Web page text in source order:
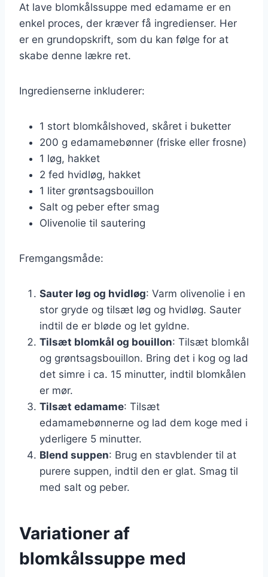
At lave blomkålssuppe med edamame er en
enkel proces, der kræver få ingredienser. Her
er en grundopskrift, som du kan følge for at
skabe denne lækre ret.
Ingredienserne inkluderer:
1 stort blomkålshoved, skåret i buketter
200 g edamamebønner (friske eller frosne)
1 løg, hakket
2 fed hvidløg, hakket
1 liter grøntsagsbouillon
Salt og peber efter smag
Olivenolie til sautering
Fremgangsmåde:
Sauter løg og hvidløg: Varm olivenolie i en
stor gryde og tilsæt løg og hvidløg. Sauter
indtil de er bløde og let gyldne.
Tilsæt blomkål og bouillon: Tilsæt blomkål
og grøntsagsbouillon. Bring det i kog og lad
det simre i ca. 15 minutter, indtil blomkålen
er mør.
Tilsæt edamame: Tilsæt
edamamebønnerne og lad dem koge med i
yderligere 5 minutter.
Blend suppen: Brug en stavblender til at
purere suppen, indtil den er glat. Smag til
med salt og peber.
Variationer af
blomkålssuppe med